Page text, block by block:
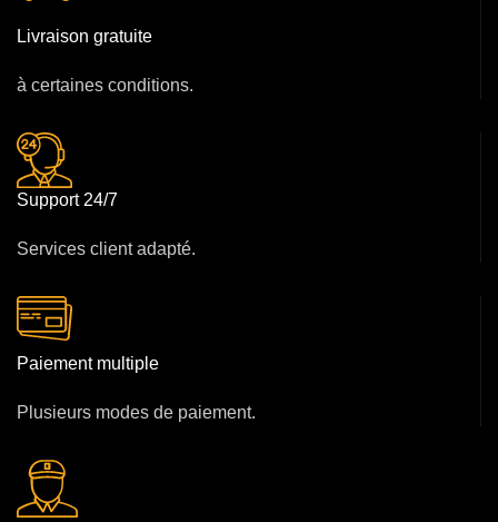
Livraison gratuite
à certaines conditions.
Support 24/7
Services client adapté.
Paiement multiple
Plusieurs modes de paiement.